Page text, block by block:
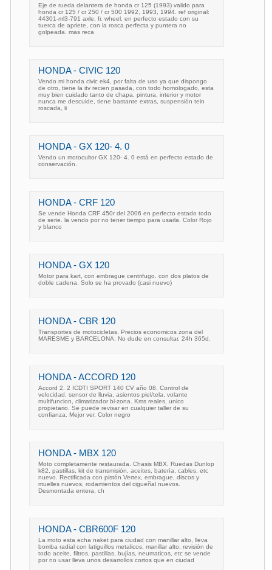
Eje de rueda delantera de honda cr 125 (1993) valido para
honda cr 125 / cr 250 / cr 500 1992, 1993, 1994. ref original:
44301-ml3-791 axle, fr. wheel, en perfecto estado con su
tuerca de apriete, con la rosca perfecta y puntera no
golpeada. mas reca
HONDA - CIVIC 120
Vendo mi honda civic ek4, por falta de uso ya que dispongo
de otro, tiene la itv recien pasada, con todo homologado, esta
muy bien cuidado tanto de chapa, pintura, interior y motor
nunca me descuide, tiene bastante extras, suspensión tein
roscada, li
HONDA - GX 120- 4. 0
Vendo un motocultor GX 120- 4. 0 está en perfecto estado de
conservación.
HONDA - CRF 120
Se vende Honda CRF 450r del 2006 en perfecto estado todo
de serie. la vendo por no tener tiempo para usarla. Color Rojo
y blanco
HONDA - GX 120
Motor para kart, con embrague centrifugo. con dos platos de
doble cadena. Solo se ha provado (casi nuevo)
HONDA - CBR 120
Transportes de motocicletas. Precios economicos zona del
MARESME y BARCELONA. No dude en consultar. 24h 365d.
HONDA - ACCORD 120
Accord 2. 2 ICDTI SPORT 140 CV año 08. Control de
velocidad, sensor de lluvia, asientos piel/tela, volante
multifuncion, climatizador bi-zona. Kms reales, unico
propietario. Se puede revisar en cualquier taller de su
confianza. Mejor ver. Color negro
HONDA - MBX 120
Moto completamente restaurada. Chasis MBX. Ruedas Dunlop
k82, pastillas, kit de transmisión, aceites, batería, cables, etc
nuevo. Rectificada con pistón Vertex, embrague, discos y
muelles nuevos, rodamientos del cigueñal nuevos.
Desmontada entera, ch
HONDA - CBR600F 120
La moto esta echa naket para ciudad con manillar alto, lleva
bomba radial con latiguillos metalicos, manillar alto, revisión de
todo aceite, filtros, pastillas, bujías, neumaticos, etc se vende
por no usar lleva unos desarrollos cortos que en ciudad